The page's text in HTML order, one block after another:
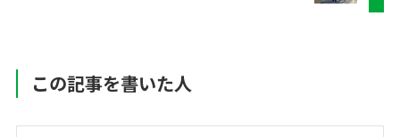
この記事を書いた人